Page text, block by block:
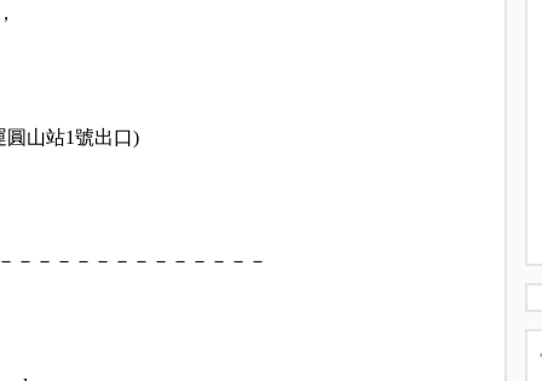
圓山站1號出口)
－－－－－－－－－－－－－